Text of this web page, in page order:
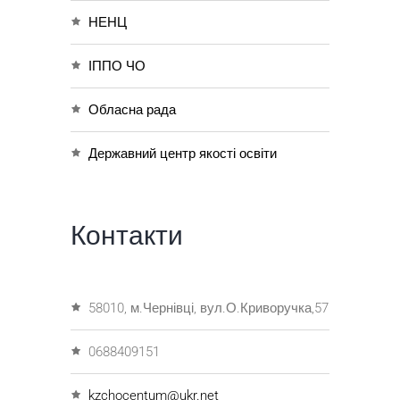
НЕНЦ
ІППО ЧО
Обласна рада
Державний центр якості освіти
Контакти
58010, м.Чернівці, вул.О.Криворучка,57
0688409151
kzchocentum@ukr.net